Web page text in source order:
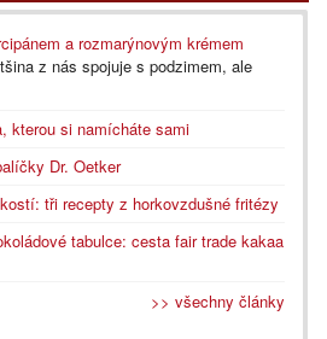
a rozmarýnovým krémem
z nás spojuje s podzimem, ale
kterou si namícháte sami
Dr. Oetker
tři recepty z horkovzdušné fritézy
tabulce: cesta fair trade kakaa
>> všechny články